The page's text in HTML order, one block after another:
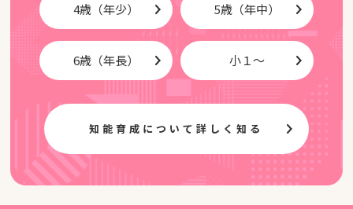
4歳（年少） 5歳（年中）
6歳（年長） 小１～
知能育成について詳しく知る